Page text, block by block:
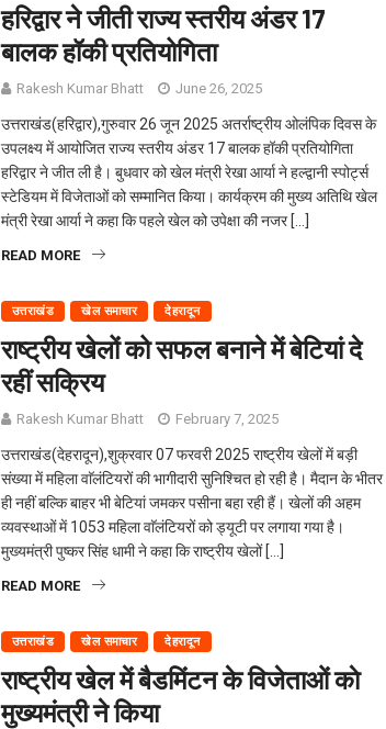
हरिद्वार ने जीती राज्य स्तरीय अंडर 17
बालक हॉकी प्रतियोगिता
Rakesh Kumar Bhatt June 26, 2025
उत्तराखंड(हरिद्वार),गुरुवार 26 जून 2025 अतर्राष्ट्रीय ओलंपिक दिवस के
उपलक्ष्य में आयोजित राज्य स्तरीय अंडर 17 बालक हॉकी प्रतियोगिता
हरिद्वार ने जीत ली है। बुधवार को खेल मंत्री रेखा आर्या ने हल्द्वानी स्पोर्ट्स
स्टेडियम में विजेताओं को सम्मानित किया। कार्यक्रम की मुख्य अतिथि खेल
मंत्री रेखा आर्या ने कहा कि पहले खेल को उपेक्षा की नजर […]
READ MORE
उत्तराखंड खेल समाचार देहरादून
राष्ट्रीय खेलों को सफल बनाने में बेटियां दे
रहीं सक्रिय
Rakesh Kumar Bhatt February 7, 2025
उत्तराखंड(देहरादून),शुक्रवार 07 फरवरी 2025 राष्ट्रीय खेलों में बड़ी
संख्या में महिला वाॅलंटियरों की भागीदारी सुनिश्चित हो रही है। मैदान के भीतर
ही नहीं बल्कि बाहर भी बेटियां जमकर पसीना बहा रही हैं। खेलों की अहम
व्यवस्थाओं में 1053 महिला वाॅलंटियरों को ड्यूटी पर लगाया गया है।
मुख्यमंत्री पुष्कर सिंह धामी ने कहा कि राष्ट्रीय खेलों […]
READ MORE
उत्तराखंड खेल समाचार देहरादून
राष्ट्रीय खेल में बैडमिंटन के विजेताओं काे
मुख्यमंत्री ने किया